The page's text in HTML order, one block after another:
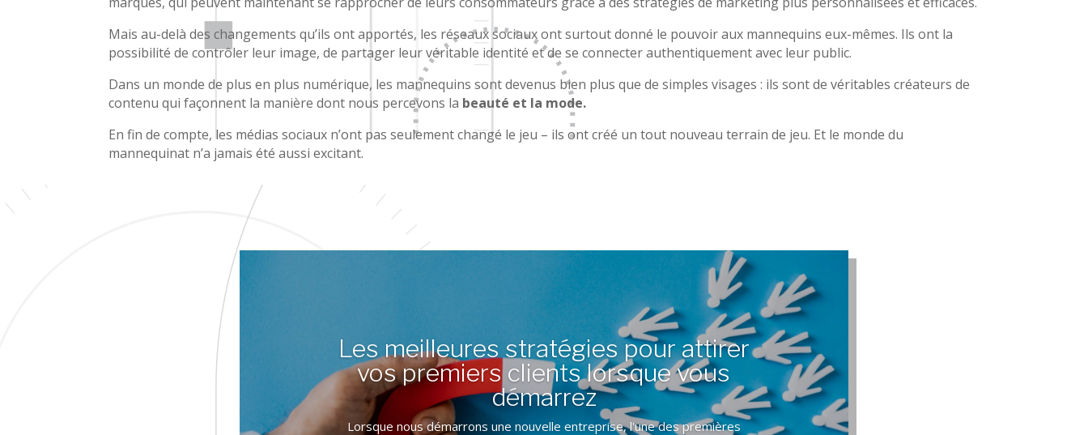
Mais au-delà des changements qu’ils ont apportés, les réseaux sociaux ont surtout donné le pouvoir aux mannequins eux-mêmes. Ils ont la
possibilité de contrôler leur image, de partager leur véritable identité et de se connecter authentiquement avec leur public.
Dans un monde de plus en plus numérique, les mannequins sont devenus bien plus que de simples visages : ils sont de véritables créateurs de
contenu qui façonnent la manière dont nous percevons la beauté et la mode.
En fin de compte, les médias sociaux n’ont pas seulement changé le jeu – ils ont créé un tout nouveau terrain de jeu. Et le monde du
mannequinat n’a jamais été aussi excitant.
Les meilleures stratégies pour attirer
vos premiers clients lorsque vous
démarrez
Lorsque nous démarrons une nouvelle entreprise, l'une des premières